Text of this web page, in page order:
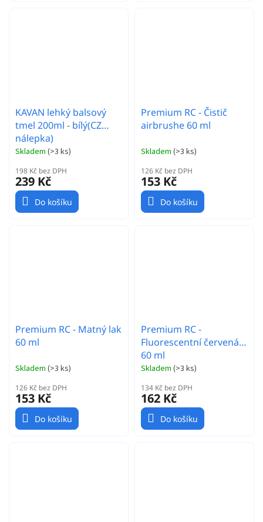
KAVAN lehký balsový
tmel 200ml - bílý(CZ
nálepka)
Skladem (>3 ks)
198 Kč bez DPH
239 Kč
Do košíku
Premium RC - Čistič
airbrushe 60 ml
Skladem (>3 ks)
126 Kč bez DPH
153 Kč
Do košíku
Premium RC - Matný lak
60 ml
Skladem (>3 ks)
126 Kč bez DPH
153 Kč
Do košíku
Premium RC -
Fluorescentní červená
60 ml
Skladem (>3 ks)
134 Kč bez DPH
162 Kč
Do košíku